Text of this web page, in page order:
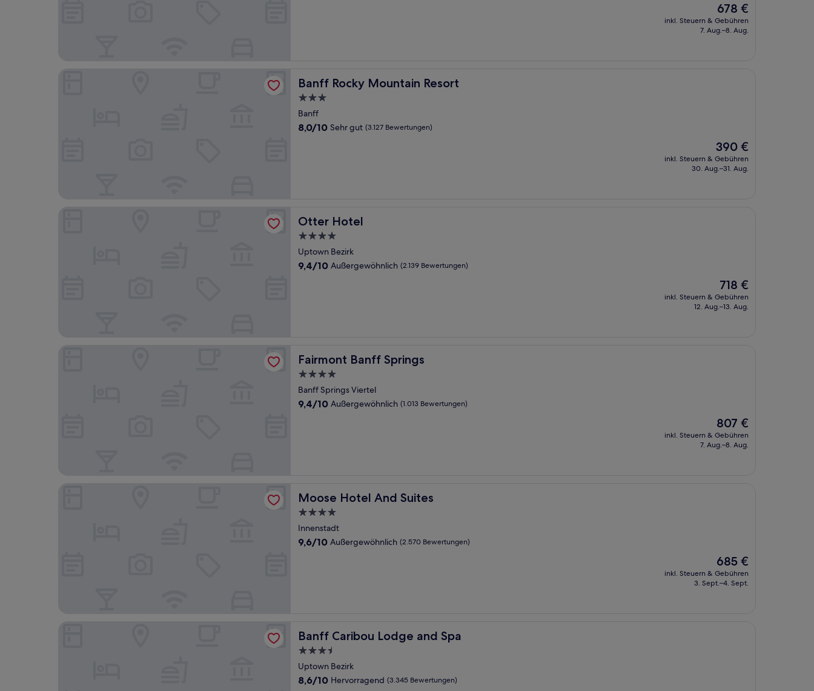
Der
Preis
beträgt
678 €
inkl. Steuern & Gebühren
7. Aug.–8. Aug.
Banff Rocky Mountain Resort
Banff Rocky Mountain Resort
3.0-
Sterne-
Unterkunft
Banff
8.0
8,0/10 Sehr gut (3.127 Bewertungen)
Der
Preis
beträgt
390 €
inkl. Steuern & Gebühren
30. Aug.–31. Aug.
Otter Hotel
Otter Hotel
4.0-
Sterne-
Unterkunft
Uptown Bezirk
9.4
9,4/10 Außergewöhnlich (2.139 Bewertungen)
Der
Preis
beträgt
718 €
inkl. Steuern & Gebühren
12. Aug.–13. Aug.
Fairmont Banff Springs
Fairmont Banff Springs
4.0-
Sterne-
Unterkunft
Banff Springs Viertel
9.4
9,4/10 Außergewöhnlich (1.013 Bewertungen)
Der
Preis
beträgt
807 €
inkl. Steuern & Gebühren
7. Aug.–8. Aug.
Moose Hotel And Suites
Moose Hotel And Suites
4.0-
Sterne-
Unterkunft
Innenstadt
9.6
9,6/10 Außergewöhnlich (2.570 Bewertungen)
Der
Preis
beträgt
685 €
inkl. Steuern & Gebühren
3. Sept.–4. Sept.
Banff Caribou Lodge and Spa
Banff Caribou Lodge and Spa
3.5-
Sterne-
Unterkunft
Uptown Bezirk
8.6
8,6/10 Hervorragend (3.345 Bewertungen)